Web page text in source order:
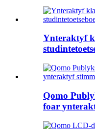
Ynteraktyf
Qomo
foar